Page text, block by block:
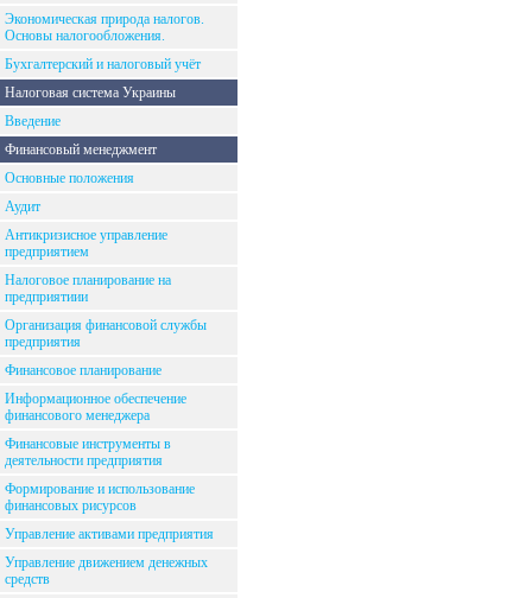
Экономическая природа налогов.
Основы налогообложения.
Бухгалтерский и налоговый учёт
Налоговая система Украины
Введение
Финансовый менеджмент
Основные положения
Аудит
Антикризисное управление
предприятием
Налоговое планирование на
предприятиии
Организация финансовой службы
предприятия
Финансовое планирование
Информационное обеспечение
финансового менеджера
Финансовые инструменты в
деятельности предприятия
Формирование и использование
финансовых рисурсов
Управление активами предприятия
Управление движением денежных
средств